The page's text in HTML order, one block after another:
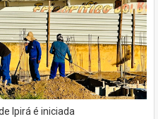
Ipirá é iniciada